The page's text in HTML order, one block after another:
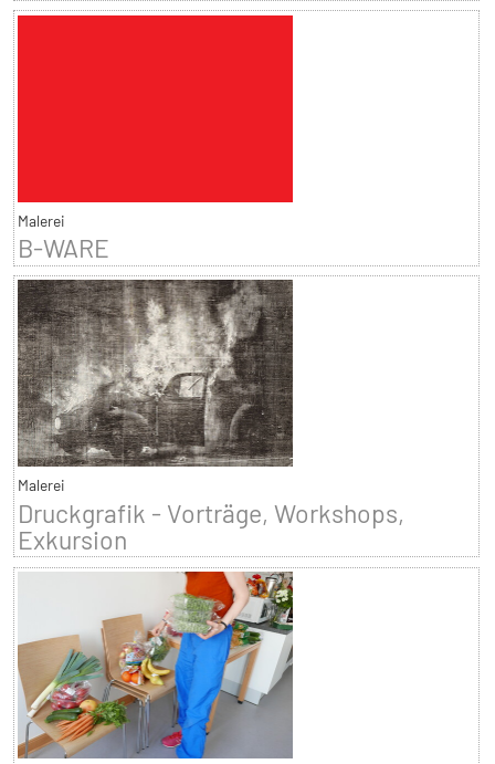
Malerei
B-WARE
Malerei
Druckgrafik - Vorträge, Workshops,
Exkursion